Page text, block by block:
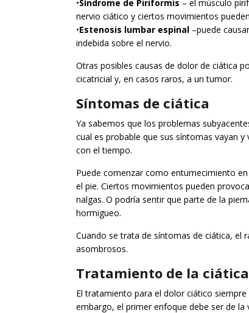
•Síndrome de Piriformis – el músculo
nervio ciático y ciertos movimientos
•Estenosis lumbar espinal–puede
indebida sobre el nervio.
Otras posibles causas de dolor de ciática
cicatricial y, en casos raros, a un tumor.
Síntomas de ciática
Ya sabemos que los problemas
cual es probable que sus síntomas vayan
con el tiempo.
Puede comenzar como entumecimiento
el pie. Ciertos movimientos pueden
nalgas. O podría sentir que parte de la
hormigueo.
Cuando se trata de síntomas de ciática, el
asombrosos.
Tratamiento de la ciática
El tratamiento para el dolor ciático
embargo, el primer enfoque debe ser de la